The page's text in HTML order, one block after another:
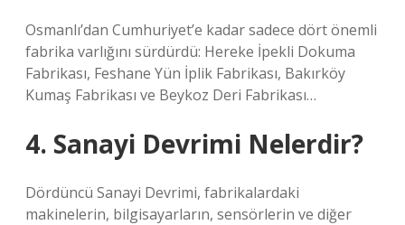
Osmanlı’dan Cumhuriyet’e kadar sadece dört önemli
fabrika varlığını sürdürdü: Hereke İpekli Dokuma
Fabrikası, Feshane Yün İplik Fabrikası, Bakırköy
Kumaş Fabrikası ve Beykoz Deri Fabrikası…
4. Sanayi Devrimi Nelerdir?
Dördüncü Sanayi Devrimi, fabrikalardaki
makinelerin, bilgisayarların, sensörlerin ve diğer